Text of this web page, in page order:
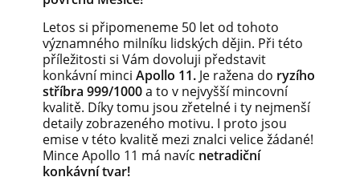
Letos si připomeneme 50 let od tohoto
významného milníku lidských dějin. Při této
příležitosti si Vám dovoluji představit
konkávní minci Apollo 11. Je ražena do ryzího
stříbra 999/1000a to v nejvyšší mincovní
kvalitě. Díky tomu jsou zřetelné i ty nejmenší
detaily zobrazeného motivu. I proto jsou
emise v této kvalitě mezi znalci velice žádané!
Mince Apollo 11 má navíc netradiční
konkávní tvar!